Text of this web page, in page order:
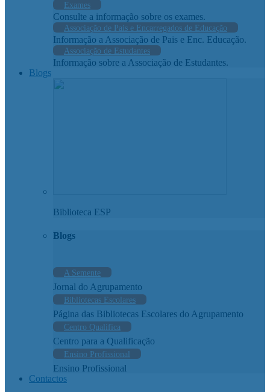
Exames
Consulte a informação sobre os exames.
Associação de Pais e Encarregados de Educação
Informação a Associação de Pais e Enc. Educação.
Associação de Estudantes
Informação sobre a Associação de Estudantes.
Blogs
Biblioteca ESP
Blogs
A Semente
Jornal do Agrupamento
Bibliotecas Escolares
Página das Bibliotecas Escolares do Agrupamento
Centro Qualifica
Centro para a Qualificação
Ensino Profissional
Ensino Profissional
Contactos